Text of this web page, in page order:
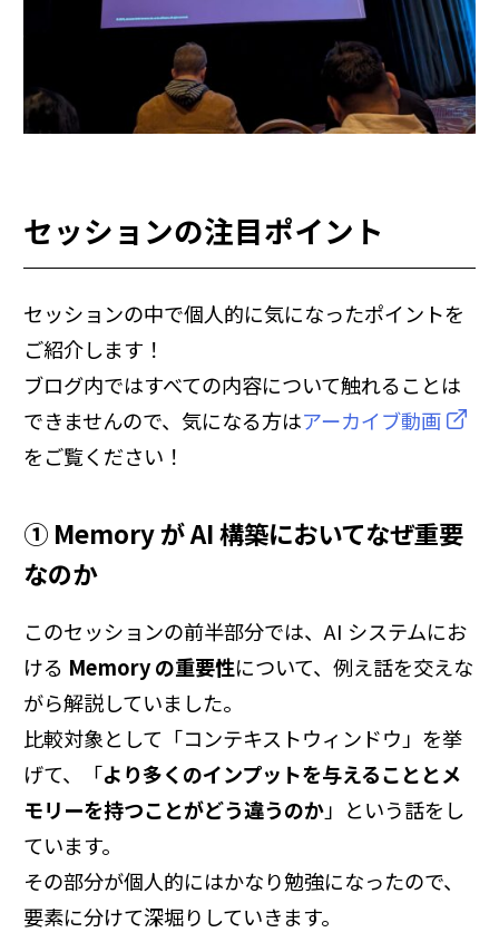
セッションの注目ポイント
セッションの中で個人的に気になったポイントを
ご紹介します！
ブログ内ではすべての内容について触れることは
できませんので、気になる方はアーカイブ動画
をご覧ください！
① Memory が AI 構築においてなぜ重要
なのか
このセッションの前半部分では、AI システムにお
ける Memory の重要性について、例え話を交えな
がら解説していました。
比較対象として「コンテキストウィンドウ」を挙
げて、「より多くのインプットを与えることとメ
モリーを持つことがどう違うのか」という話をし
ています。
その部分が個人的にはかなり勉強になったので、
要素に分けて深堀りしていきます。